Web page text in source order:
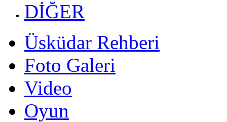
DİĞER
Üsküdar Rehberi
Foto Galeri
Video
Oyun